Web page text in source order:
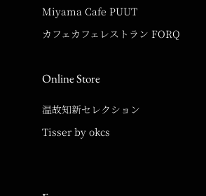
Miyama Cafe PUUT
カフェカフェレストラン FORQ
Online Store
温故知新セレクション
Tisser by okcs